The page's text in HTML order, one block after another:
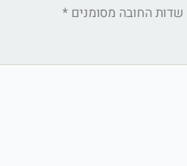
שדות החובה מסומנים *